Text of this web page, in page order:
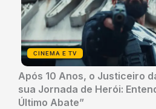
CINEMA E TV
Após 10 Anos, o Justiceiro
sua Jornada de Herói:
Último Abate”